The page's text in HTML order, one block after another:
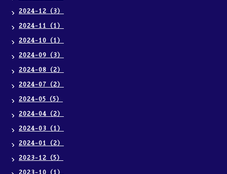
2024-12（3）
2024-11（1）
2024-10（1）
2024-09（3）
2024-08（2）
2024-07（2）
2024-05（5）
2024-04（2）
2024-03（1）
2024-01（2）
2023-12（5）
2023-10（1）